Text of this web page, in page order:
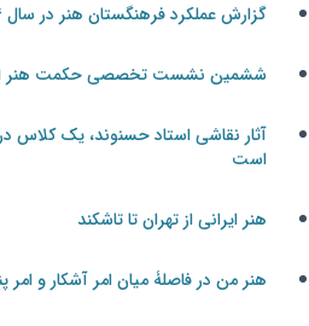
گزارش عملکرد فرهنگستان هنر در سال ۱۴۰۴ منتشر شد
ششمین نشست تخصصی حکمت هنر
آثار نقاشی استاد حسنوند، یک کلاس
است
هنر ایرانی از تهران تا تاشکند
هنر من در فاصلۀ میان امر آشکار و امر